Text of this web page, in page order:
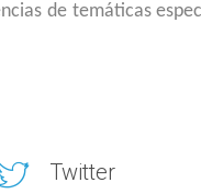
de temáticas
Twitter